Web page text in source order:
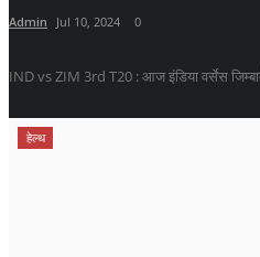
Admin Jul 10, 2024 0
IND vs ZIM 3rd T20 : आज इंडिया वर्सेस
हेल्थ